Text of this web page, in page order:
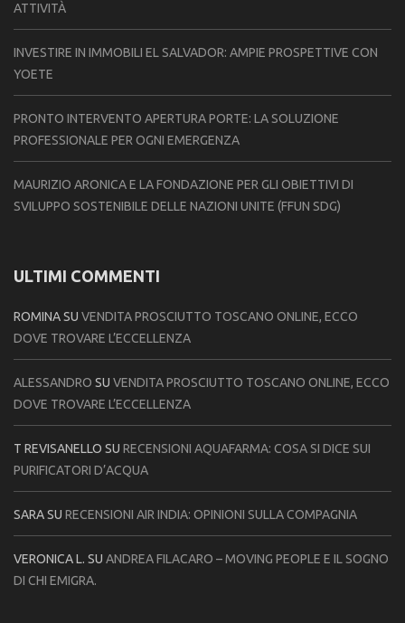
ATTIVITÀ
INVESTIRE IN IMMOBILI EL SALVADOR: AMPIE PROSPETTIVE CON
YOETE
PRONTO INTERVENTO APERTURA PORTE: LA SOLUZIONE
PROFESSIONALE PER OGNI EMERGENZA
MAURIZIO ARONICA E LA FONDAZIONE PER GLI OBIETTIVI DI
SVILUPPO SOSTENIBILE DELLE NAZIONI UNITE (FFUN SDG)
ULTIMI COMMENTI
ROMINASU VENDITA PROSCIUTTO TOSCANO ONLINE, ECCO
DOVE TROVARE L’ECCELLENZA
ALESSANDRO SU VENDITA PROSCIUTTO TOSCANO ONLINE, ECCO
DOVE TROVARE L’ECCELLENZA
T REVISANELLO SU RECENSIONI AQUAFARMA: COSA SI DICE SUI
PURIFICATORI D’ACQUA
SARASU RECENSIONI AIR INDIA: OPINIONI SULLA COMPAGNIA
VERONICA L. SU ANDREA FILACARO – MOVING PEOPLE E IL SOGNO
DI CHI EMIGRA.